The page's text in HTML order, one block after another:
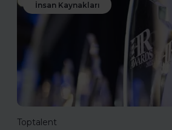
İnsan Kaynakları
Toptalent